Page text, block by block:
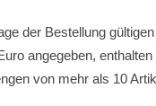
der Bestellung
angegeben,
von mehr als 10